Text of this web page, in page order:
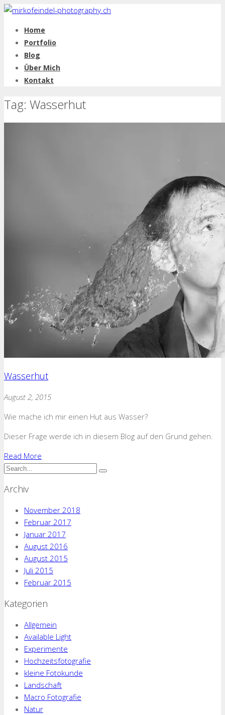
Home
Portfolio
Blog
Über Mich
Kontakt
Tag: Wasserhut
Wasserhut
August 2, 2015
Wie mache ich mir einen Hut aus Wasser?
Dieser Frage werde ich in diesem Blog auf den Grund gehen.
Read More
Archiv
November 2018
Februar 2017
Januar 2017
August 2016
August 2015
Juli 2015
Februar 2015
Kategorien
Allgemein
Available Light
Experimente
Hochzeitsfotografie
kleine Fotokunde
Landschaft
Macro Fotografie
Natur